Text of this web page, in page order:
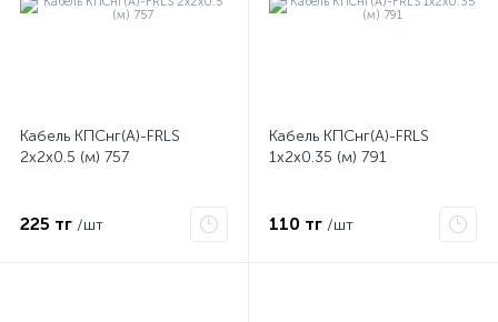
Кабель КПСнг(А)-FRLS
2х2х0.5 (м) 757
225 тг /шт
Кабель КПСнг(А)-FRLS
1х2х0.35 (м) 791
110 тг /шт